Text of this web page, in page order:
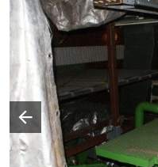
Poprzedni slajd